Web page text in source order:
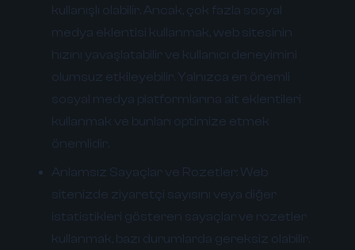
kullanışlı olabilir. Ancak, çok fazla sosyal
medya eklentisi kullanmak, web sitesinin
hızını yavaşlatabilir ve kullanıcı deneyimini
olumsuz etkileyebilir. Yalnızca en önemli
sosyal medya platformlarına ait eklentileri
kullanmak ve bunları optimize etmek
önemlidir.
Anlamsız Sayaçlar ve Rozetler: Web
sitenizde ziyaretçi sayısını veya diğer
istatistikleri gösteren sayaçlar ve rozetler
kullanmak, bazı durumlarda gereksiz olabilir.